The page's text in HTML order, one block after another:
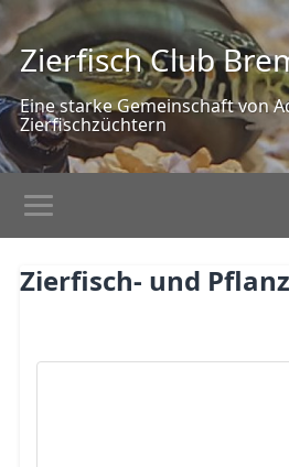
Zierfisch Club
Eine starke Gemeinschaft von
Zierfischzüchtern
Zierfisch- und